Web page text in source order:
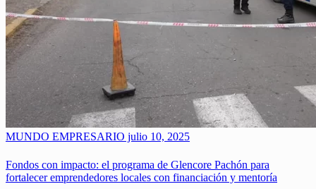
MUNDO EMPRESARIO julio 10, 2025
Fondos con impacto: el programa de Glencore Pachón para
fortalecer emprendedores locales con financiación y mentoría